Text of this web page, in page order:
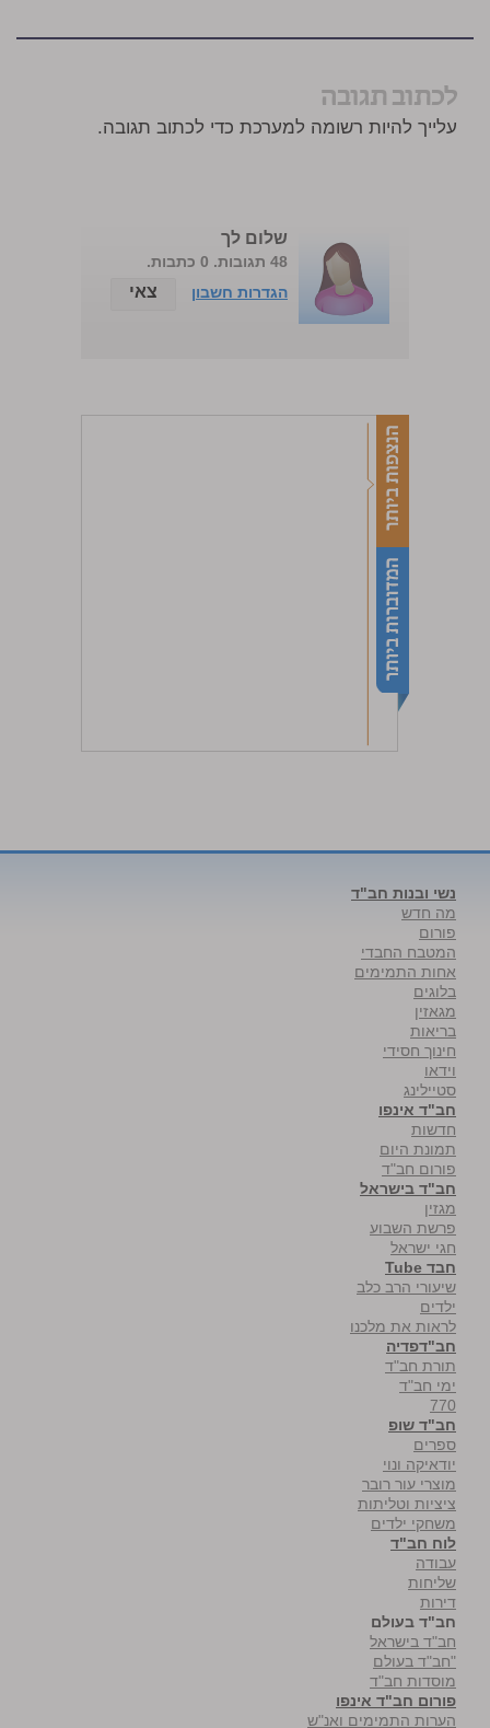
לכתוב תגובה
עלייך להיות רשומה למערכת כדי לכתוב תגובה.
שלום לך
48 תגובות. 0 כתבות.
הגדרות חשבון
צאי
נשי ובנות חב"ד
מה חדש
פורום
המטבח החבדי
אחות התמימים
בלוגים
מגאזין
בריאות
חינוך חסידי
וידאו
סטיילינג
חב"ד אינפו
חדשות
תמונת היום
פורום חב"ד
חב"ד בישראל
מגזין
פרשת השבוע
חגי ישראל
חבד Tube
שיעורי הרב כלב
ילדים
לראות את מלכנו
חב"דפדיה
תורת חב"ד
ימי חב"ד
770
חב"ד שופ
ספרים
יודאיקה ונוי
מוצרי עור רובר
ציציות וטליתות
משחקי ילדים
לוח חב"ד
עבודה
שליחות
דירות
חב"ד בעולם
חב"ד בישראל
"חב"ד בעולם
מוסדות חב"ד
פורום חב"ד אינפו
הערות התמימים ואנ"ש